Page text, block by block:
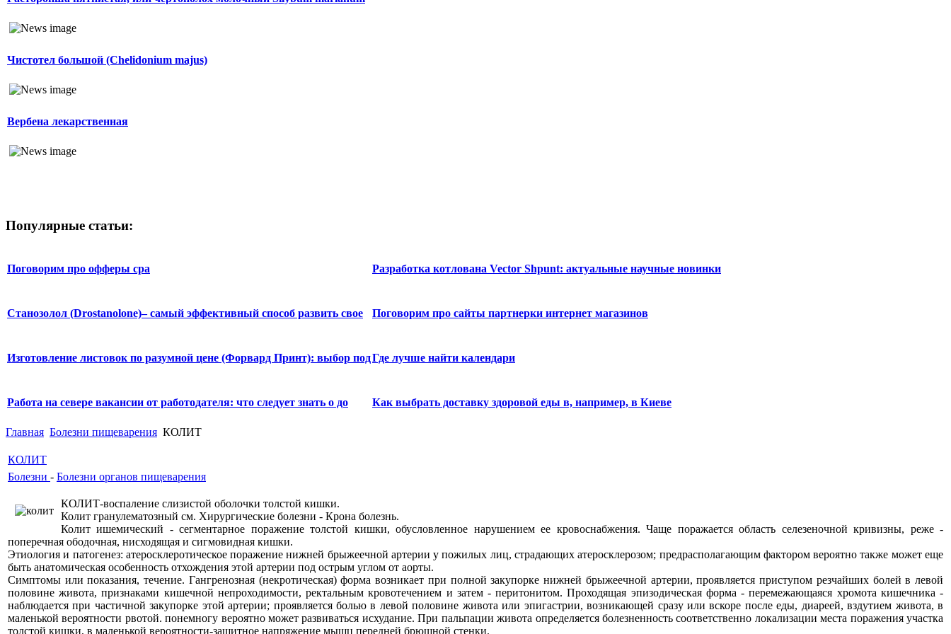
Чистотел большой (Chelidonium majus)
Вербена лекарственная
Популярные статьи:
Поговорим про офферы cpa Разработка котлована Vector Shpunt: актуальные научные новинки
Станозолол (Drostanolone)– самый эффективный способ развить свое Поговорим про сайты партнерки интернет магазинов
Изготовление листовок по разумной цене (Форвард Принт): выбор подГде лучше найти календари
Работа на севере вакансии от работодателя: что следует знать о до Как выбрать доставку здоровой еды в, например, в Киеве
Главная Болезни пищеварения КОЛИТ
КОЛИТ
Болезни - Болезни органов пищеварения
КОЛИТ-воспаление слизистой оболочки толстой кишки.
Колит гранулематозный см. Хирургические болезни - Крона болезнь.
Колит ишемический - сегментарное поражение толстой кишки, обусловленное нарушением ее кровоснабжения. Чаще поражается область селезеночной кривизны, реже -
поперечная ободочная, нисходящая и сигмовидная кишки.
Этиология и патогенез: атеросклеротическое поражение нижней брыжеечной артерии у пожилых лиц, страдающих атеросклерозом; предрасполагающим фактором вероятно также может еще
быть анатомическая особенность отхождения этой артерии под острым углом от аорты.
Симптомы или показания, течение. Гангренозная (некротическая) форма возникает при полной закупорке нижней брыжеечной артерии, проявляется приступом резчайших болей в левой
половине живота, признаками кишечной непроходимости, ректальным кровотечением и затем - перитонитом. Проходящая эпизодическая форма - перемежающаяся хромота кишечника -
наблюдается при частичной закупорке этой артерии; проявляется болью в левой половине живота или эпигастрии, возникающей сразу или вскоре после еды, диареей, вздутием живота, в
маленькой вероятности рвотой. понемногу вероятно может развиваться исхудание. При пальпации живота определяется болезненность соответственно локализации места поражения участка
толстой кишки, в маленькой вероятности-защитное напряжение мышц передней брюшной стенки.